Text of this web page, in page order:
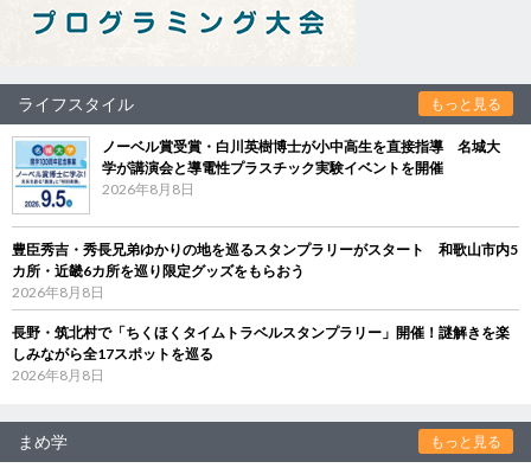
ライフスタイル もっと見る
ノーベル賞受賞・白川英樹博士が小中高生を直接指導 名城大
学が講演会と導電性プラスチック実験イベントを開催
2026年8月8日
豊臣秀吉・秀長兄弟ゆかりの地を巡るスタンプラリーがスタート 和歌山市内5
カ所・近畿6カ所を巡り限定グッズをもらおう
2026年8月8日
長野・筑北村で「ちくほくタイムトラベルスタンプラリー」開催！謎解きを楽
しみながら全17スポットを巡る
2026年8月8日
まめ学 もっと見る